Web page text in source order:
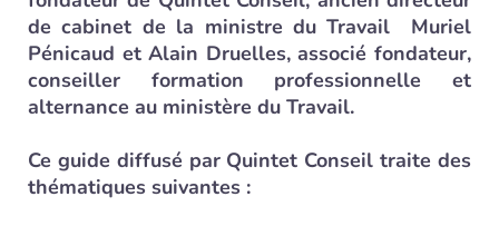
de cabinet de la ministre du Travail Muriel
Pénicaud et Alain Druelles, associé fondateur,
conseiller formation professionnelle et
alternance au ministère du Travail.
Ce guide diffusé par Quintet Conseil traite des
thématiques suivantes :